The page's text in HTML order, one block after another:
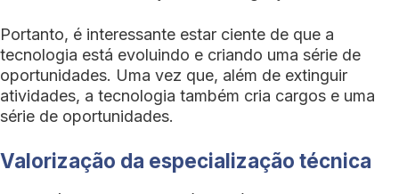
Portanto, é interessante estar ciente de que a
tecnologia está evoluindo e criando uma série de
oportunidades. Uma vez que, além de extinguir
atividades, a tecnologia também cria cargos e uma
série de oportunidades.
Valorização da especialização técnica